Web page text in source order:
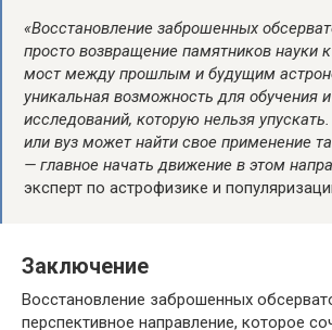
«Восстановление заброшенных
просто возвращение памятников науки
мост между прошлым и будущим
уникальная возможность для обучения и
исследований, которую нельзя
или вуз может найти свое применение
— главное начать движение в этом
эксперт по астрофизике и
Заключение
Восстановление заброшенных
перспективное направление, которое